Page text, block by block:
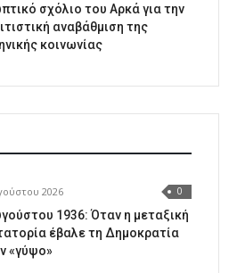
σχόλιο του Αρκά για την
αναβάθμιση της
κοινωνίας
2026 0
1936: Όταν η μεταξική
έβαλε τη Δημοκρατία
«γύψο»